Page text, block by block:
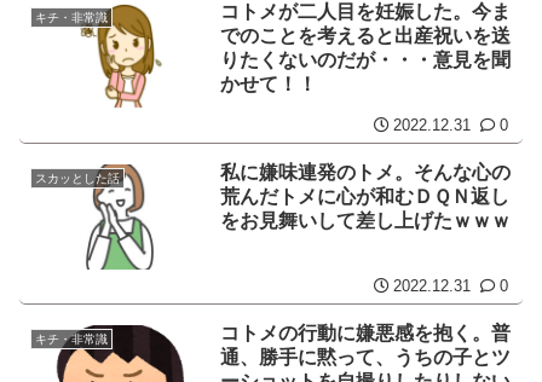
キチ・非常識
コトメが二人目を妊娠した。今ま
でのことを考えると出産祝いを送
りたくないのだが・・・意見を聞
かせて！！
2022.12.31 0
スカッとした話
私に嫌味連発のトメ。そんな心の
荒んだトメに心が和むＤＱＮ返し
をお見舞いして差し上げたｗｗｗ
2022.12.31 0
キチ・非常識
コトメの行動に嫌悪感を抱く。普
通、勝手に黙って、うちの子とツ